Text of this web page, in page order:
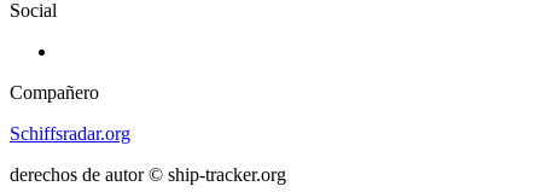
Social
Compañero
Schiffsradar.org
derechos de autor © ship-tracker.org